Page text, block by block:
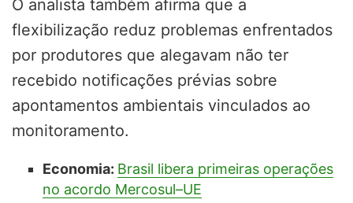
O analista também afirma que a
flexibilização reduz problemas enfrentados
por produtores que alegavam não ter
recebido notificações prévias sobre
apontamentos ambientais vinculados ao
monitoramento.
Economia: Brasil libera primeiras operações
no acordo Mercosul–UE